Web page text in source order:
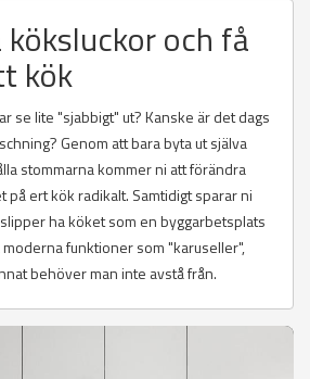
och få
kök
se lite "sjabbigt" ut? Kanske är det dags
Genom att bara byta ut själva
stommarna kommer ni att förändra
ert kök radikalt. Samtidigt sparar ni
ha köket som en byggarbetsplats
funktioner som "karuseller",
behöver man inte avstå från.